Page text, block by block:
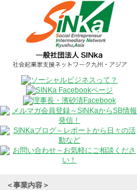
＜事業内容＞